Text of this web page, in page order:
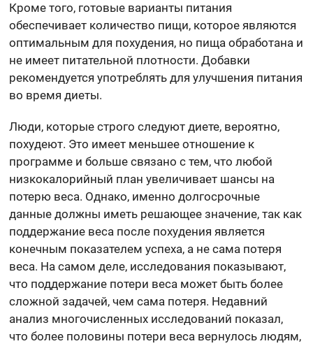
Кроме того, готовые варианты питания
обеспечивает количество пищи, которое являются
оптимальным для похудения, но пища обработана и
не имеет питательной плотности. Добавки
рекомендуется употреблять для улучшения питания
во время диеты.
Люди, которые строго следуют диете, вероятно,
похудеют. Это имеет меньшее отношение к
программе и больше связано с тем, что любой
низкокалорийный план увеличивает шансы на
потерю веса. Однако, именно долгосрочные
данные должны иметь решающее значение, так как
поддержание веса после похудения является
конечным показателем успеха, а не сама потеря
веса. На самом деле, исследования показывают,
что поддержание потери веса может быть более
сложной задачей, чем сама потеря. Недавний
анализ многочисленных исследований показал,
что более половины потери веса вернулось людям,